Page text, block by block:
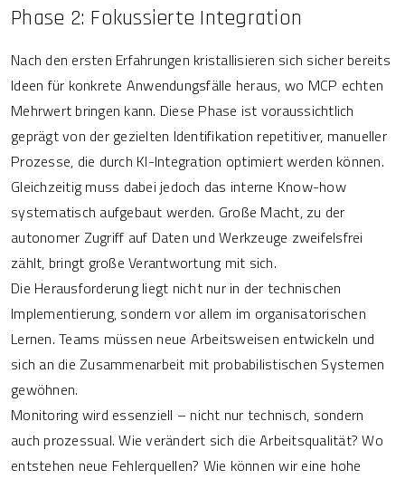
Phase 2: Fokussierte Integration
Nach den ersten Erfahrungen kristallisieren sich sicher bereits
Ideen für konkrete Anwendungsfälle heraus, wo MCP echten
Mehrwert bringen kann. Diese Phase ist voraussichtlich
geprägt von der gezielten Identifikation repetitiver, manueller
Prozesse, die durch KI-Integration optimiert werden können.
Gleichzeitig muss dabei jedoch das interne Know-how
systematisch aufgebaut werden. Große Macht, zu der
autonomer Zugriff auf Daten und Werkzeuge zweifelsfrei
zählt, bringt große Verantwortung mit sich.
Die Herausforderung liegt nicht nur in der technischen
Implementierung, sondern vor allem im organisatorischen
Lernen. Teams müssen neue Arbeitsweisen entwickeln und
sich an die Zusammenarbeit mit probabilistischen Systemen
gewöhnen.
Monitoring wird essenziell – nicht nur technisch, sondern
auch prozessual. Wie verändert sich die Arbeitsqualität? Wo
entstehen neue Fehlerquellen? Wie können wir eine hohe